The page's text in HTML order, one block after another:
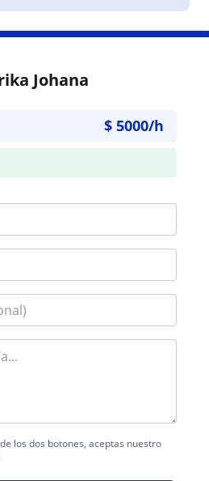
Johana
$ 5000/h
los dos botones, aceptas nuestro